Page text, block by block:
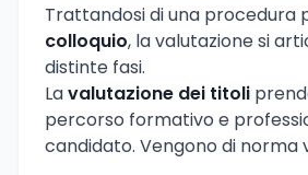
Trattandosi di una procedura
colloquio, la valutazione si
distinte fasi.
Lavalutazione dei titoli
percorso formativo e
candidato. Vengono di norma